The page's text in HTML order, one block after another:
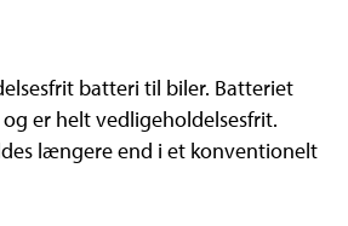
batteri til biler. Batteriet
er helt vedligeholdelsesfrit.
længere end i et konventionelt